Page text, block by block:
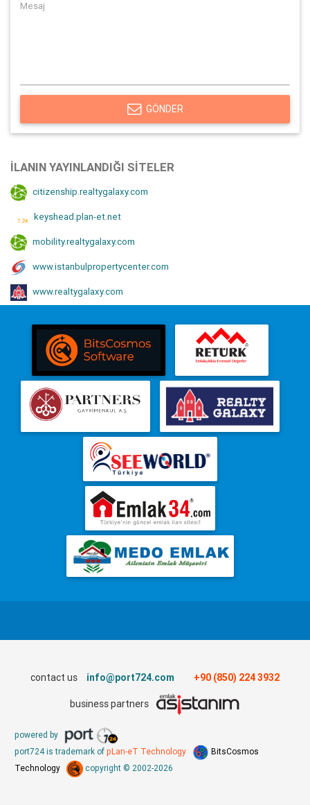
GÖNDER
İLANIN YAYINLANDIĞI SITELER
citizenship.realtygalaxy.com
keyshead.plan-et.net
mobility.realtygalaxy.com
www.istanbulpropertycenter.com
www.realtygalaxy.com
contact us info@port724.com +90 (850) 224 3932
business partners
powered by
port724 is trademark of pLan-eT Technology
BitsCosmos
Technology
copyright © 2002-2026